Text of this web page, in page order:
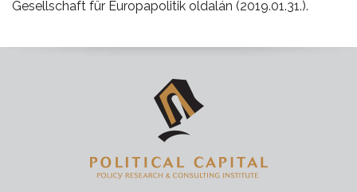
Gesellschaft für Europapolitik oldalán (2019.01.31.).